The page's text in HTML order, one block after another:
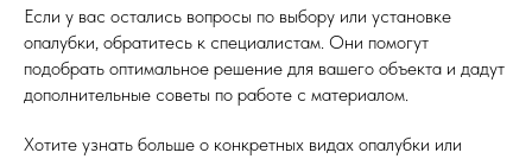
Если у вас остались вопросы по выбору или установке
опалубки, обратитесь к специалистам. Они помогут
подобрать оптимальное решение для вашего объекта и дадут
дополнительные советы по работе с материалом.
Хотите узнать больше о конкретных видах опалубки или